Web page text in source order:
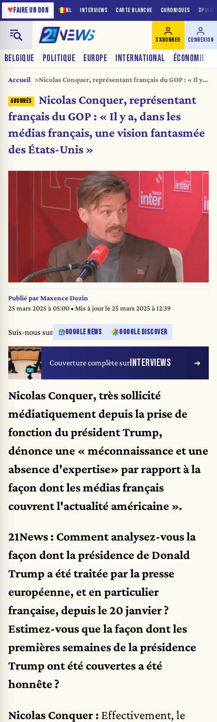
NL INTERVIEWS CARTE BLANCHE CHRONIQUES
♥FAIRE UN DON
BELGIQUE POLITIQUE EUROPE INTERNATIONAL ÉCONOMIE
S'ABONNER CONNEXION
Accueil
Nicolas Conquer, représentant français du GOP : « Il y
États-Unis »
Nicolas Conquer, représentant
français du GOP : « Il y a, dans les
médias français, une vision fantasmée
des États-Unis »
Publié parMaxence Dozin
25 mars 2025 à 05:00• Mis à jour le 25 mars 2025 à 12:39
Suis-nous sur GOOGLE NEWS GOOGLE DISCOVER
Couverture complète surINTERVIEWS
Nicolas Conquer, très sollicité
médiatiquement depuis la prise de
fonction du président Trump,
dénonce une « méconnaissance et une
absence d'expertise» par rapport à la
façon dont les médias français
couvrent l'actualité américaine ».
21News : Comment analysez-vous la
façon dont la présidence de Donald
Trump a été traitée par la presse
européenne, et en particulier
française, depuis le 20 janvier ?
Estimez-vous que la façon dont les
premières semaines de la présidence
Trump ont été couvertes a été
honnête ?
Nicolas Conquer : Effectivement, le